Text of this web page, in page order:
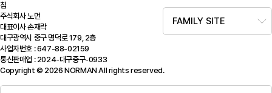
FAMILY SITE
침
주식회사 노먼
대표이사 손재락
대구광역시 중구 명덕로 179, 2층
사업자번호 : 647-88-02159
통신판매업 : 2024-대구중구-0933
Copyright © 2026 NORMAN All rights reserved.